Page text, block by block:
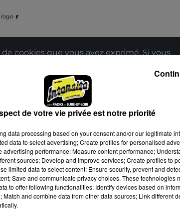
logo ⬆️
cookies que vous avez exprimé. Si vous
cliquant sur le bouton ci-dessous.
cookies que vous avez exprimé. Si vous
en cliquant sur le bouton ci-dessous.
de votre vie privée est notre priorité
data processing based on your consent and/or our legitimate
data to select advertising; Create profiles for personalised
performance; Measure content performance;
sources; Develop and improve services; Create profiles to
limited data to select content; Ensure security, prevent and
Save and communicate privacy choices. These technologies
to offer following functionalities: Identify devices based on
and combine data from other data sources; Link different